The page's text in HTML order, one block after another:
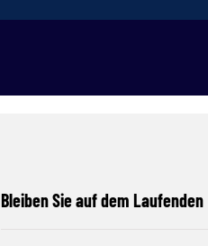
Bleiben Sie auf dem Laufenden